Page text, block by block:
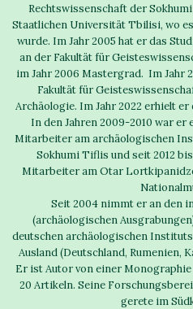
Rechtswissenschaft der
Staatlichen Universität Tbilisi, wo
wurde. Im Jahr 2005 hat er das
an der Fakultät für
im Jahr 2006 Mastergrad. Im Jahr
Fakultät für
Archäologie. Im Jahr 2022 erhielt
In den Jahren 2009-2010 war
Mitarbeiter am archäologischen
Sokhumi Tiflis und seit 2012
Mitarbeiter am Otar
Seit 2004 nimmt er an den
(archäologischen
deutschen archäologischen
Ausland (Deutschland, Rumenien,
Er ist Autor von einer
20 Artikeln. Seine
gerete im